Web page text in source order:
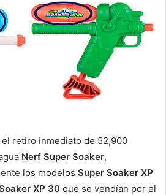
a
n
e
l
retiro inmediato de 52,900
Nerf Super Soaker,
los modelos Super Soaker XP
XP 30 que se vendían por el